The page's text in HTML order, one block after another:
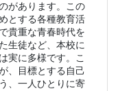
があります。この
とする各種教育活
貴重な青春時代を
生徒など、本校に
実に多様です。こ
、目標とする自己
、一人ひとりに寄